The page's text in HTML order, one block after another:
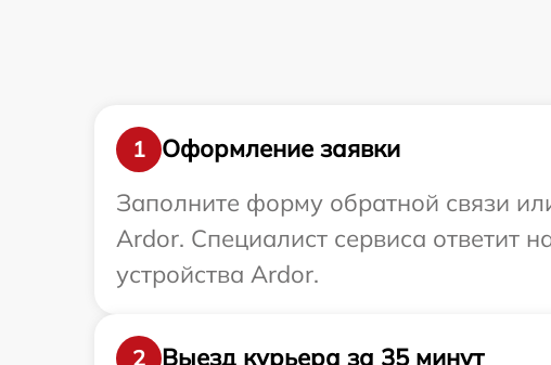
1
Оформление заявки
Заполните форму обратной связи
Ardor. Специалист сервиса ответит
устройства Ardor.
2
Выезд курьера за 35 минут